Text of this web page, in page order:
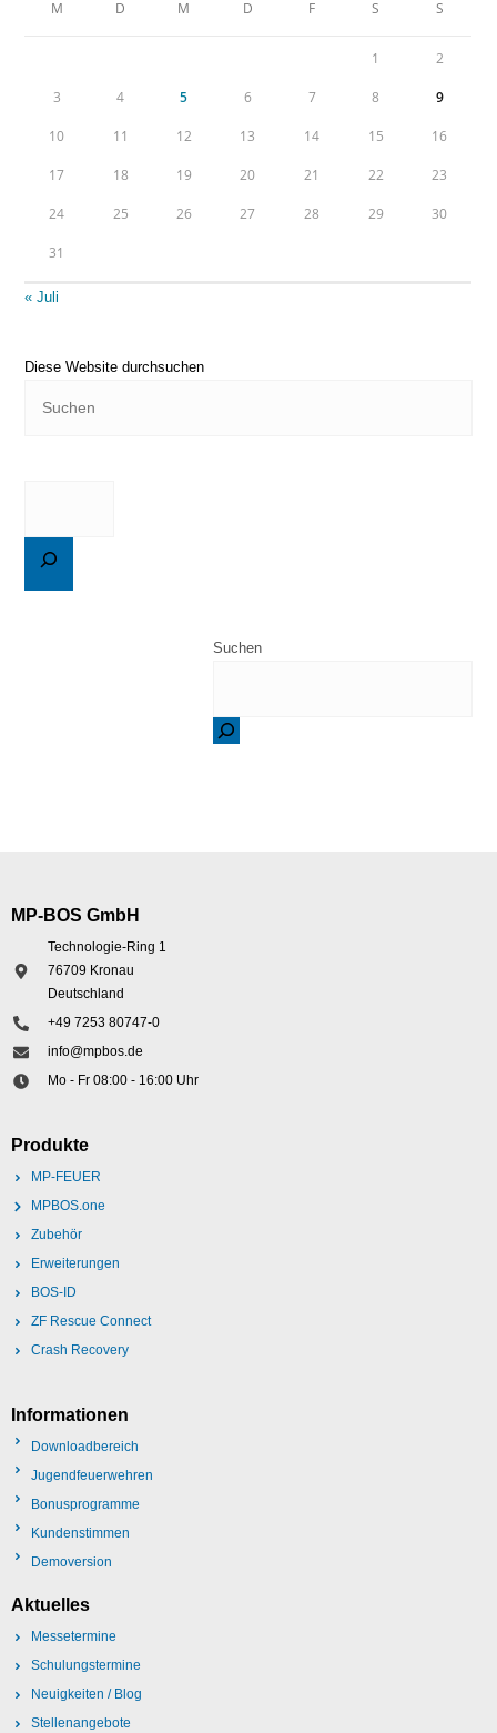
M D M D F S S
1 2
3 4 5 6 7 8 9
10 11 12 13 14 15 16
17 18 19 20 21 22 23
24 25 26 27 28 29 30
31
« Juli
Diese Website durchsuchen
Suchen
MP-BOS GmbH
Technologie-Ring 1
76709 Kronau
Deutschland
+49 7253 80747-0
info@mpbos.de
Mo - Fr 08:00 - 16:00 Uhr
Produkte
MP-FEUER
MPBOS.one
Zubehör
Erweiterungen
BOS-ID
ZF Rescue Connect
Crash Recovery
Informationen
Downloadbereich
Jugendfeuerwehren
Bonusprogramme
Kundenstimmen
Demoversion
Aktuelles
Messetermine
Schulungstermine
Neuigkeiten / Blog
Stellenangebote